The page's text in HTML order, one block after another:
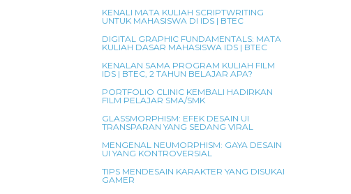
KENALI MATA KULIAH SCRIPTWRITING
UNTUK MAHASISWA DI IDS | BTEC
DIGITAL GRAPHIC FUNDAMENTALS: MATA
KULIAH DASAR MAHASISWA IDS | BTEC
KENALAN SAMA PROGRAM KULIAH FILM
IDS | BTEC, 2 TAHUN BELAJAR APA?
PORTFOLIO CLINIC KEMBALI HADIRKAN
FILM PELAJAR SMA/SMK
GLASSMORPHISM: EFEK DESAIN UI
TRANSPARAN YANG SEDANG VIRAL
MENGENAL NEUMORPHISM: GAYA DESAIN
UI YANG KONTROVERSIAL
TIPS MENDESAIN KARAKTER YANG DISUKAI
GAMER